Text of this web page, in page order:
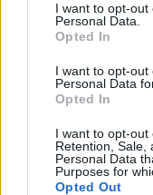
I want to opt-out
Personal Data.
Opted In
I want to opt-
Personal Data
Opted In
I want to opt-out
Retention, Sale,
Personal Data
Purposes for
Opted Out